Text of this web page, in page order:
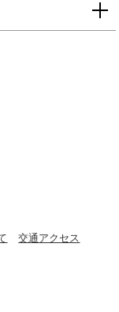
交通アクセス